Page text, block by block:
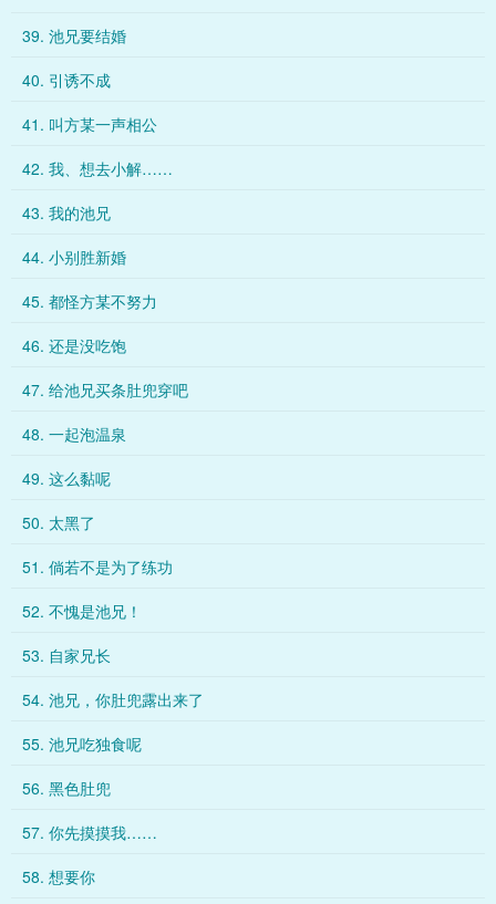
39. 池兄要结婚
40. 引诱不成
41. 叫方某一声相公
42. 我、想去小解……
43. 我的池兄
44. 小别胜新婚
45. 都怪方某不努力
46. 还是没吃饱
47. 给池兄买条肚兜穿吧
48. 一起泡温泉
49. 这么黏呢
50. 太黑了
51. 倘若不是为了练功
52. 不愧是池兄！
53. 自家兄长
54. 池兄，你肚兜露出来了
55. 池兄吃独食呢
56. 黑色肚兜
57. 你先摸摸我……
58. 想要你